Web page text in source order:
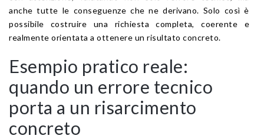
anche tutte le conseguenze che ne derivano. Solo così è
possibile costruire una richiesta completa, coerente e
realmente orientata a ottenere un risultato concreto.
Esempio pratico reale:
quando un errore tecnico
porta a un risarcimento
concreto